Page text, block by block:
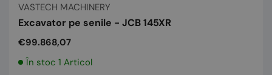
VASTECH MACHINERY
Excavator pe senile - JCB 145XR
Preț
normal
€99.868,07
În stoc 1 Articol